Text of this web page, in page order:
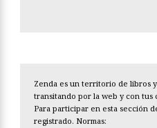
Zenda es un territorio de libros
transitando por la web y con tus
Para participar en esta sección
registrado. Normas: